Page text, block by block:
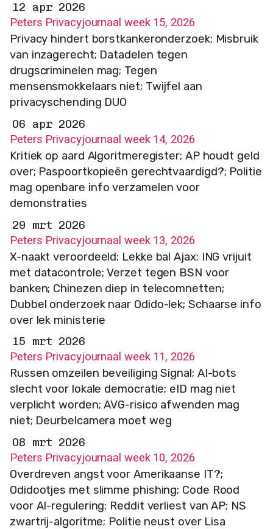
12 apr 2026
Peters Privacyjournaal week 15, 2026
Privacy hindert borstkankeronderzoek; Misbruik
van inzagerecht; Datadelen tegen
drugscriminelen mag; Tegen
mensensmokkelaars niet; Twijfel aan
privacyschending DUO
06 apr 2026
Peters Privacyjournaal week 14, 2026
Kritiek op aard Algoritmeregister; AP houdt geld
over; Paspoortkopieën gerechtvaardigd?; Politie
mag openbare info verzamelen voor
demonstraties
29 mrt 2026
Peters Privacyjournaal week 13, 2026
X-naakt veroordeeld; Lekke bal Ajax; ING vrijuit
met datacontrole; Verzet tegen BSN voor
banken; Chinezen diep in telecomnetten;
Dubbel onderzoek naar Odido-lek; Schaarse info
over lek ministerie
15 mrt 2026
Peters Privacyjournaal week 11, 2026
Russen omzeilen beveiliging Signal; AI-bots
slecht voor lokale democratie; eID mag niet
verplicht worden; AVG-risico afwenden mag
niet; Deurbelcamera moet weg
08 mrt 2026
Peters Privacyjournaal week 10, 2026
Overdreven angst voor Amerikaanse IT?;
Odidootjes met slimme phishing; Code Rood
voor AI-regulering; Reddit verliest van AP; NS
zwartrij-algoritme; Politie neust over Lisa